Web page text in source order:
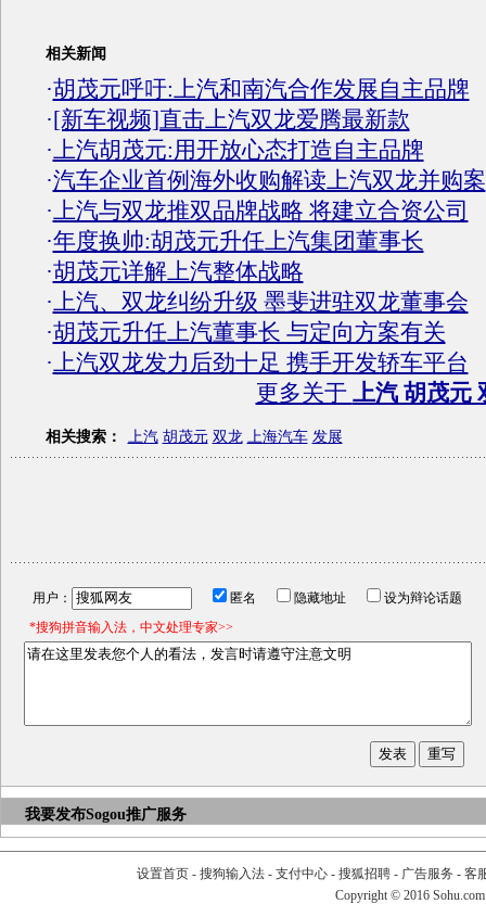
相关新闻
·胡茂元呼吁:上汽和南汽合作发展自主品牌
·[新车视频]直击上汽双龙爱腾最新款
·上汽胡茂元:用开放心态打造自主品牌
·汽车企业首例海外收购解读上汽双龙并购案
·上汽与双龙推双品牌战略 将建立合资公司
·年度换帅:胡茂元升任上汽集团董事长
·胡茂元详解上汽整体战略
·上汽、双龙纠纷升级 墨斐进驻双龙董事会
·胡茂元升任上汽董事长 与定向方案有关
·上汽双龙发力后劲十足 携手开发轿车平台
更多关于 上汽 胡茂元
相关搜索： 上汽 胡茂元 双龙 上海汽车 发展
用户： 匿名 隐藏地址
设为辩论话题
*搜狗拼音输入法，中文处理专家>>
我要发布Sogou推广服务
设置首页- 搜狗输入法- 支付中心- 搜狐招聘- 广告服务 - 客
Copyright © 2016